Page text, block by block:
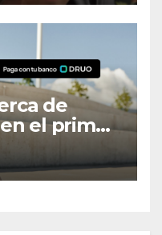
de
el primer
se